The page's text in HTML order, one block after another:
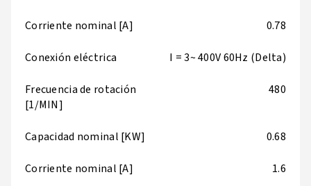
Corriente nominal [A] 0.78
Conexión eléctrica I = 3~ 400V 60Hz (Delta)
Frecuencia de rotación
[1/MIN]
480
Capacidad nominal [KW] 0.68
Corriente nominal [A] 1.6